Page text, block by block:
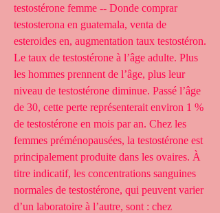
testostérone femme -- Donde comprar
testosterona en guatemala, venta de
esteroides en, augmentation taux testostéron.
Le taux de testostérone à l’âge adulte. Plus
les hommes prennent de l’âge, plus leur
niveau de testostérone diminue. Passé l’âge
de 30, cette perte représenterait environ 1 %
de testostérone en mois par an. Chez les
femmes préménopausées, la testostérone est
principalement produite dans les ovaires. À
titre indicatif, les concentrations sanguines
normales de testostérone, qui peuvent varier
d’un laboratoire à l’autre, sont : chez